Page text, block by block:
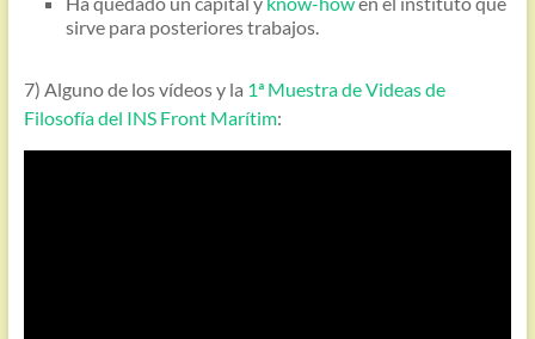
sirve para posteriores trabajos.
7) Alguno de los vídeos y la 1ª Muestra de Videas de
Filosofía del INS Front Marítim: